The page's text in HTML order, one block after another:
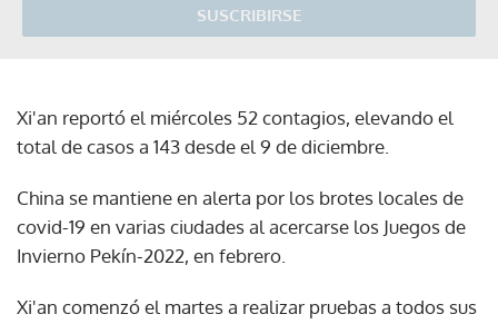
SUSCRIBIRSE
Xi'an reportó el miércoles 52 contagios, elevando el
total de casos a 143 desde el 9 de diciembre.
China se mantiene en alerta por los brotes locales de
covid-19 en varias ciudades al acercarse los Juegos de
Invierno Pekín-2022, en febrero.
Xi'an comenzó el martes a realizar pruebas a todos sus